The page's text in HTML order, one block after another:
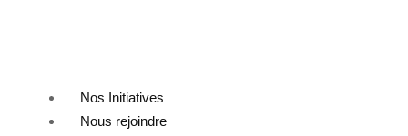
Nos Initiatives
Nous rejoindre